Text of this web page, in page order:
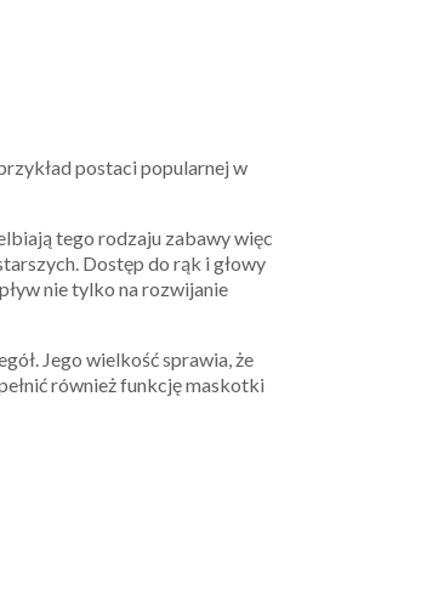
postaci popularnej w
tego rodzaju zabawy więc
Dostęp do rąk i głowy
nie tylko na rozwijanie
Jego wielkość sprawia, że
również funkcję maskotki